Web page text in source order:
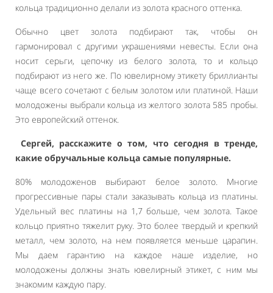
кольца традиционно делали из золота красного оттенка.
Обычно цвет золота подбирают так, чтобы он
гармонировал с другими украшениями невесты. Если она
носит серьги, цепочку из белого золота, то и кольцо
подбирают из него же. По ювелирному этикету бриллианты
чаще всего сочетают с белым золотом или платиной. Наши
молодожены выбрали кольца из желтого золота 585 пробы.
Это европейский оттенок.
Сергей, расскажите о том, что сегодня в тренде,
какие обручальные кольца самые популярные.
80% молодоженов выбирают белое золото. Многие
прогрессивные пары стали заказывать кольца из платины.
Удельный вес платины на 1,7 больше, чем золота. Такое
кольцо приятно тяжелит руку. Это более твердый и крепкий
металл, чем золото, на нем появляется меньше царапин.
Мы даем гарантию на каждое наше изделие, но
молодожены должны знать ювелирный этикет, с ним мы
знакомим каждую пару.